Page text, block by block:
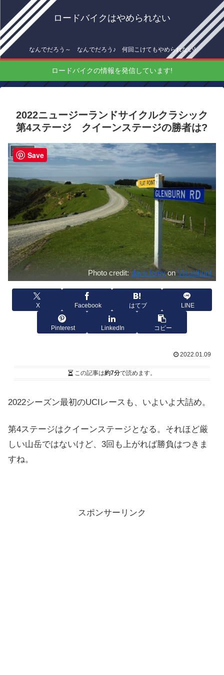
ロードバイクはやめられない
なんでだろう～ なんでだろう♪ 何回こけてもやめられない!
ロードバイクの情報を発信しています!
2022ニュージーランドサイクルクラシック
第4ステージ クイーンステージの勝者は?
海外情報
Photo credit: dave.fergyon Visualhunt
X Facebook はてブ LINE
Pinterest LinkedIn コピー
2022.01.09
この記事は約7分で読めます。
2022シーズン最初のUCIレースも、いよいよ大詰め。
第4ステージはクイーンステージとなる。それほど厳
しい山岳ではないけど、3回も上がれば勝負はつきま
すね。
スポンサーリンク
Save